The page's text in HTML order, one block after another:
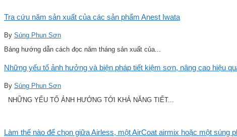
Tra cứu năm sản xuất của các sản phẩm Anest Iwata
By Súng Phun Sơn
Bảng hướng dẫn cách đọc năm tháng sản xuất của...
Những yếu tố ảnh hưởng và biện pháp tiết kiệm sơn, nâng cao hiệu
By Súng Phun Sơn
NHỮNG YẾU TỐ ẢNH HƯỞNG TỚI KHẢ NĂNG TIẾT...
Làm thế nào để chọn giữa Airless, một AirCoat airmix hoặc một súng